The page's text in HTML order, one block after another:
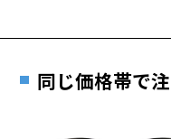
可視光線透過率：15%
紫外線透過率：0.1%以下
※メガネ：デモレンズを外した重
その際は記入用紙をダ
同じ価格帯で